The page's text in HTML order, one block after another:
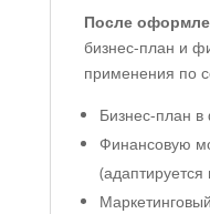
После
бизнес-план и
применения по
Бизнес-план
Финансовую